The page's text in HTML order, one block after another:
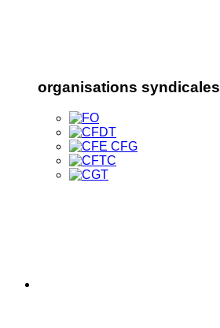
organisations syndicales